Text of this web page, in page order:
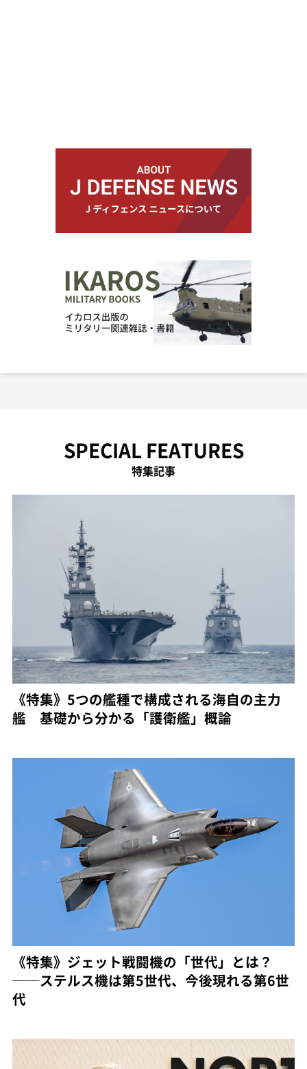
SPECIAL FEATURES
特集記事
《特集》5つの艦種で構成される海自の主力
艦 基礎から分かる「護衛艦」概論
《特集》ジェット戦闘機の「世代」とは？
──ステルス機は第5世代、今後現れる第6世
代